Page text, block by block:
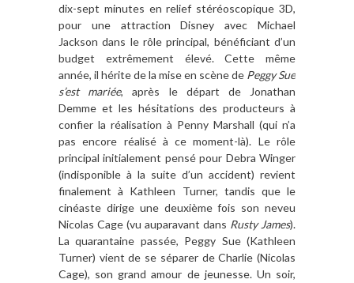
dix-sept minutes en relief stéréoscopique 3D,
pour une attraction Disney avec Michael
Jackson dans le rôle principal, bénéficiant d’un
budget extrêmement élevé. Cette même
année, il hérite de la mise en scène de Peggy Sue
s’est mariée, après le départ de Jonathan
Demme et les hésitations des producteurs à
confier la réalisation à Penny Marshall (qui n’a
pas encore réalisé à ce moment-là). Le rôle
principal initialement pensé pour Debra Winger
(indisponible à la suite d’un accident) revient
finalement à Kathleen Turner, tandis que le
cinéaste dirige une deuxième fois son neveu
Nicolas Cage (vu auparavant dans Rusty James).
La quarantaine passée, Peggy Sue (Kathleen
Turner) vient de se séparer de Charlie (Nicolas
Cage), son grand amour de jeunesse. Un soir,